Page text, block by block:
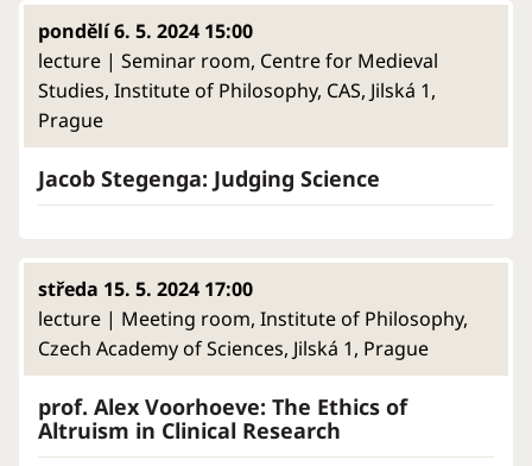
pondělí 6. 5. 2024 15:00
lecture | Seminar room, Centre for Medieval
Studies, Institute of Philosophy, CAS, Jilská 1,
Prague
Jacob Stegenga: Judging Science
středa 15. 5. 2024 17:00
lecture | Meeting room, Institute of Philosophy,
Czech Academy of Sciences, Jilská 1, Prague
prof. Alex Voorhoeve: The Ethics of
Altruism in Clinical Research